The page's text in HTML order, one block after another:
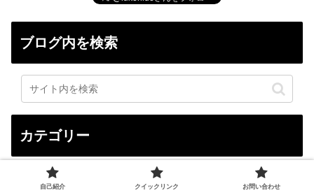
ブログ内を検索
カテゴリー
FIRE達成への道 236
自己紹介 クイックリンク お問い合わせ